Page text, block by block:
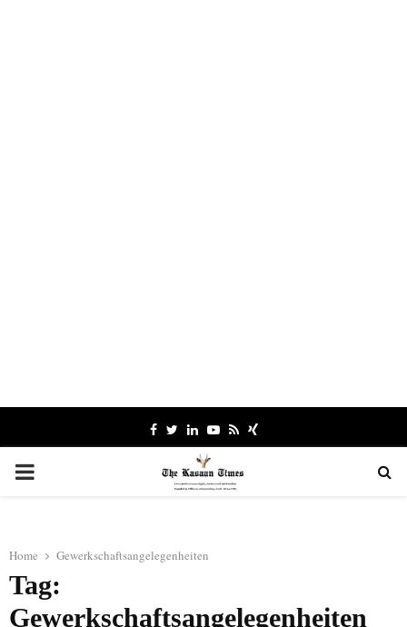
Facebook
TwitterLinkedinYoutube
RssXing
PRIMARY
Home Gewerkschaftsangelegenheiten
Tag:
Gewerkschaftsangelegenheiten